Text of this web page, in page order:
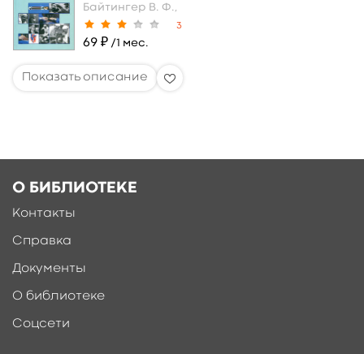
Байтингер В. Ф.,
3
69 ₽ /1 мес.
О БИБЛИОТЕКЕ
Контакты
Справка
Документы
О библиотеке
Соцсети